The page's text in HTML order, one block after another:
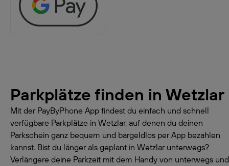
Parkplätze finden in Wetzlar
Mit der PayByPhone App findest du einfach und schnell
verfügbare Parkplätze in Wetzlar, auf denen du deinen
Parkschein ganz bequem und bargeldlos per App bezahlen
kannst. Bist du länger als geplant in Wetzlar unterwegs?
Verlängere deine Parkzeit mit dem Handy von unterwegs und